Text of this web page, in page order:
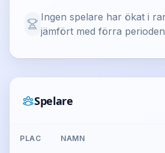
Ingen spelare har ökat i
jämfört med förra perioden
Spelare
PLAC NAMN